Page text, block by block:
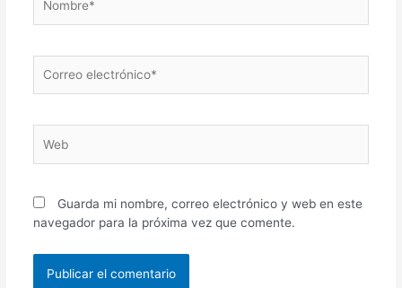
electrónico*
Guarda mi nombre, correo electrónico y web en este
navegador para la próxima vez que comente.